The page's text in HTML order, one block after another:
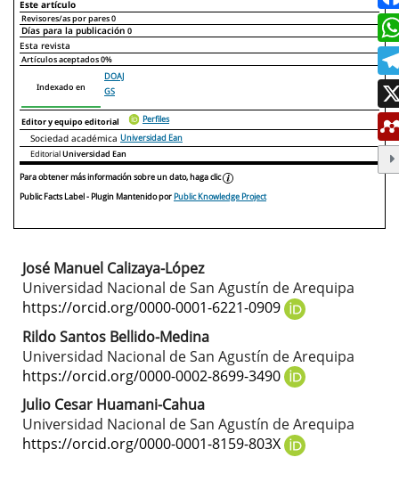
Este artículo
Revisores/as por pares0
Días para la publicación 0
Declaraciones de autoría
Esta revista
Artículos aceptados0%
Indexado en
DOAJ
GS
Editor y equipo editorial Perfiles
Sociedad académica Universidad Ean
EditorialUniversidad Ean
Para obtener más información sobre un dato, haga clic
Public Facts Label- Plugin Mantenido porPublic Knowledge Project
Contenido
principal
del
artículo
José Manuel Calizaya-López
Universidad Nacional de San Agustín de Arequipa
https://orcid.org/0000-0001-6221-0909
Rildo Santos Bellido-Medina
Universidad Nacional de San Agustín de Arequipa
https://orcid.org/0000-0002-8699-3490
Julio Cesar Huamani-Cahua
Universidad Nacional de San Agustín de Arequipa
https://orcid.org/0000-0001-8159-803X